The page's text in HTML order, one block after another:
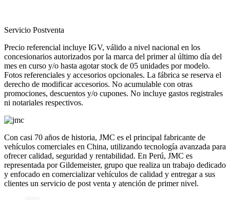
Servicio Postventa
Precio referencial incluye IGV, válido a nivel nacional en los
concesionarios autorizados por la marca del primer al último día del
mes en curso y/o hasta agotar stock de 05 unidades por modelo.
Fotos referenciales y accesorios opcionales. La fábrica se reserva el
derecho de modificar accesorios. No acumulable con otras
promociones, descuentos y/o cupones. No incluye gastos registrales
ni notariales respectivos.
Con casi 70 años de historia, JMC es el principal fabricante de
vehículos comerciales en China, utilizando tecnología avanzada para
ofrecer calidad, seguridad y rentabilidad. En Perú, JMC es
representada por Gildemeister, grupo que realiza un trabajo dedicado
y enfocado en comercializar vehículos de calidad y entregar a sus
clientes un servicio de post venta y atención de primer nivel.